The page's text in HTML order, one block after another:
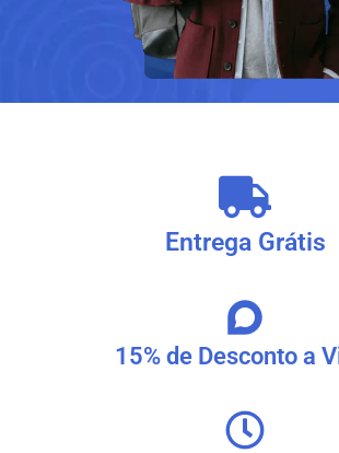
Entrega Grátis
15% de Desconto a